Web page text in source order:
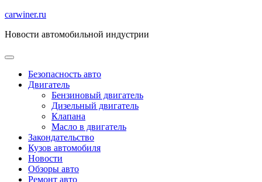
Перейти
содержимому
carwiner.ru
Новости автомобильной индустрии
Безопасность авто
Двигатель
Бензиновый двигатель
Дизельный двигатель
Клапана
Масло в двигатель
Закондательство
Кузов автомобиля
Новости
Обзоры авто
Ремонт авто